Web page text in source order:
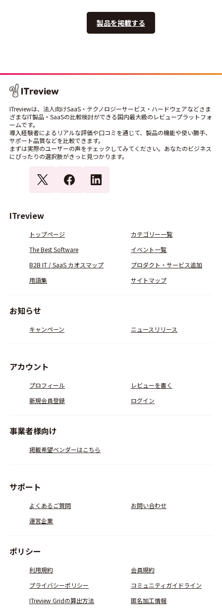
製品を掲載する
ITreviewは、法人向けSaaS・テクノロジーサービス・ハードウェアなどさま
ざまなIT製品・SaaSの比較検討ができる国内最大級のレビュープラットフォ
ームです。
導入経験者によるリアルな評価や口コミを通じて、製品の機能や使い勝手、
サポート品質などを比較できます。
まずは実際のユーザーの声をチェックしてみてください。あなたのビジネス
にぴったりの選択肢がきっと見つかります。
ITreview
トップページ
カテゴリー一覧
The Best Software
イベント一覧
B2B IT / SaaS カオスマップ
プロダクト・サービス追加
用語集
サイトマップ
お知らせ
キャンペーン ニュースリリース
アカウント
プロフィール
レビューを書く
新規会員登録
ログイン
事業者様向け
掲載希望ベンダーはこちら
サポート
よくあるご質問
お問い合わせ
運営企業
ポリシー
利用規約
会員規約
プライバシーポリシー
コミュニティガイドライン
ITreview Gridの算出方法
匿名加工情報